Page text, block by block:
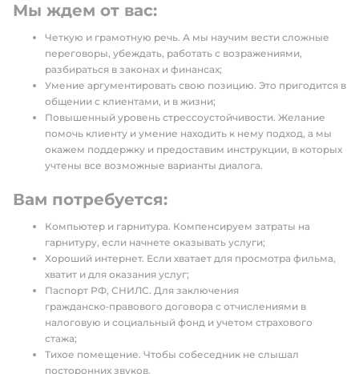
Мы ждем от вас:
Четкую и грамотную речь. А мы научим вести сложные
переговоры, убеждать, работать с возражениями,
разбираться в законах и финансах;
Умение аргументировать свою позицию. Это пригодится в
общении с клиентами, и в жизни;
Повышенный уровень стрессоустойчивости. Желание
помочь клиенту и умение находить к нему подход, а мы
окажем поддержку и предоставим инструкции, в которых
учтены все возможные варианты диалога.
Вам потребуется:
Компьютер и гарнитура. Компенсируем затраты на
гарнитуру, если начнете оказывать услуги;
Хороший интернет. Если хватает для просмотра фильма,
хватит и для оказания услуг;
Паспорт РФ, СНИЛС. Для заключения
гражданско‑правового договора с отчислениями в
налоговую и социальный фонд и учетом страхового
стажа;
Тихое помещение. Чтобы собеседник не слышал
посторонних звуков.